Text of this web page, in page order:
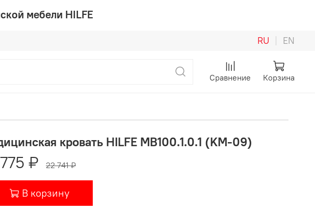
мебели HILFE
RU EN
Сравнение Корзина
кровать HILFE MB100.1.0.1 (KM-09)
₽ 22 741 ₽
В корзину